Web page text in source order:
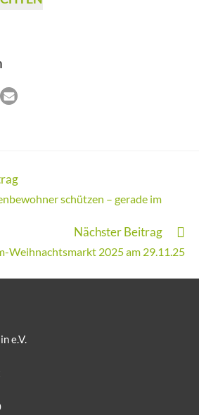
schützen – gerade im
Nächster Beitrag
Weihnachtsmarkt 2025 am 29.11.25
e.V.